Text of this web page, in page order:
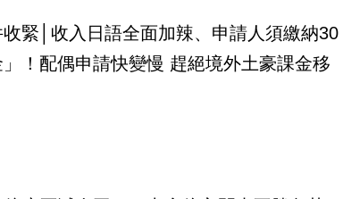
收緊│收入日語全面加辣、申請人須繳納30
！配偶申請快變慢 趕絕境外土豪課金移